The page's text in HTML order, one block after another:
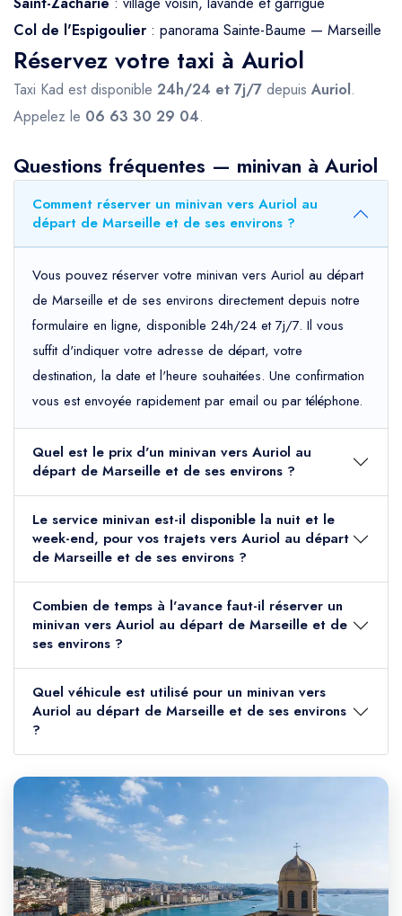
Col de l'Espigoulier : panorama Sainte-Baume — Marseille
Réservez votre taxi à Auriol
Taxi Kad est disponible 24h/24 et 7j/7 depuis Auriol.
Appelez le 06 63 30 29 04.
Questions fréquentes — minivan à Auriol
Comment réserver un minivan vers Auriol au
départ de Marseille et de ses environs ?
Vous pouvez réserver votre minivan vers Auriol au départ
de Marseille et de ses environs directement depuis notre
formulaire en ligne, disponible 24h/24 et 7j/7. Il vous
suffit d'indiquer votre adresse de départ, votre
destination, la date et l'heure souhaitées. Une confirmation
vous est envoyée rapidement par email ou par téléphone.
Quel est le prix d'un minivan vers Auriol au
départ de Marseille et de ses environs ?
Le service minivan est-il disponible la nuit et le
week-end, pour vos trajets vers Auriol au départ
de Marseille et de ses environs ?
Combien de temps à l'avance faut-il réserver un
minivan vers Auriol au départ de Marseille et de
ses environs ?
Quel véhicule est utilisé pour un minivan vers
Auriol au départ de Marseille et de ses environs
?